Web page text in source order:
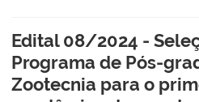
Edital 08/2024 -
Programa de Pós-
Zootecnia para o